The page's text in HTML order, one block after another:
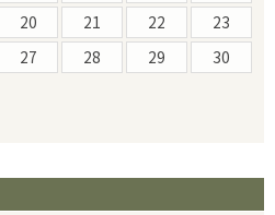
20 21 22
23
27 28 29
30